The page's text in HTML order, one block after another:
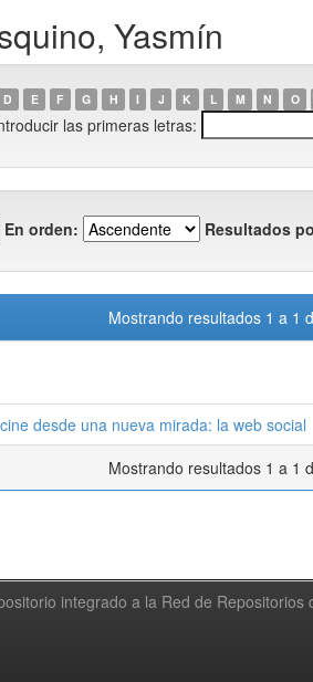
Yasmín
D E F G H I J K L M N O
las primeras letras:
En orden: Resultados
Mostrando resultados 1 a 1
desde una nueva mirada: la web social
Mostrando resultados 1 a 1
integrado a la Red de